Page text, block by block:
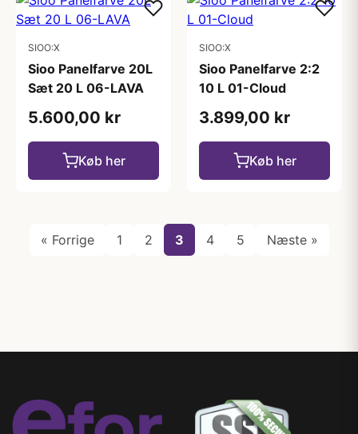
SIOO:X
Sioo Panelfarve 20L
Sæt 20 L 06-LAVA
5.600,00 kr
Køb her
SIOO:X
Sioo Panelfarve 2:2
10 L 01-Cloud
3.899,00 kr
Køb her
« Forrige 1 2 3 4 5 Næste »